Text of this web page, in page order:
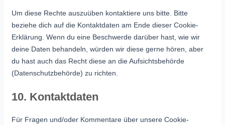
Um diese Rechte auszuüben kontaktiere uns bitte. Bitte
beziehe dich auf die Kontaktdaten am Ende dieser Cookie-
Erklärung. Wenn du eine Beschwerde darüber hast, wie wir
deine Daten behandeln, würden wir diese gerne hören, aber
du hast auch das Recht diese an die Aufsichtsbehörde
(Datenschutzbehörde) zu richten.
10. Kontaktdaten
Für Fragen und/oder Kommentare über unsere Cookie-